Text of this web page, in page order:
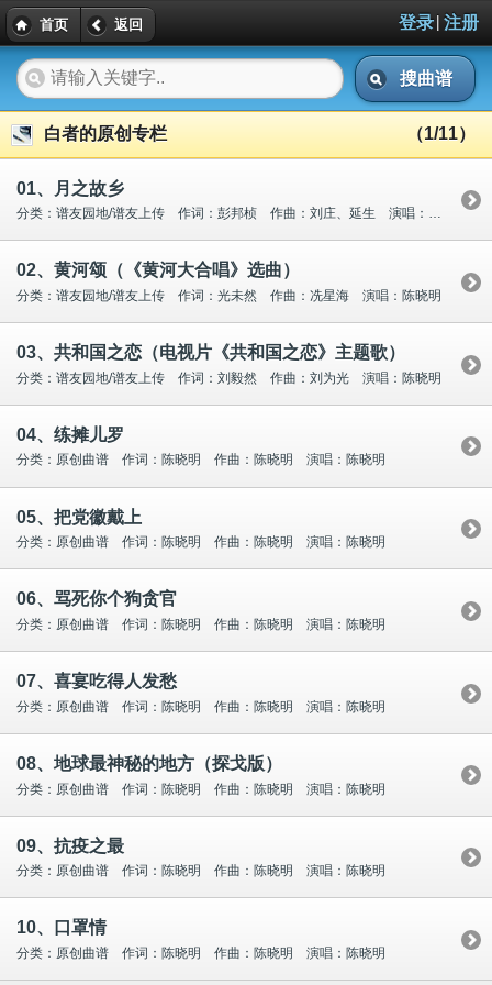
首页 返回 登录| 注册
搜曲谱
白者的原创专栏 （1/11）
01、月之故乡
分类：谱友园地/谱友上传 作词：彭邦桢 作曲：刘庄、延生 演唱：陈晓明
02、黄河颂（《黄河大合唱》选曲）
分类：谱友园地/谱友上传 作词：光未然 作曲：冼星海 演唱：陈晓明
03、共和国之恋（电视片《共和国之恋》主题歌）
分类：谱友园地/谱友上传 作词：刘毅然 作曲：刘为光 演唱：陈晓明
04、练摊儿罗
分类：原创曲谱 作词：陈晓明 作曲：陈晓明 演唱：陈晓明
05、把党徽戴上
分类：原创曲谱 作词：陈晓明 作曲：陈晓明 演唱：陈晓明
06、骂死你个狗贪官
分类：原创曲谱 作词：陈晓明 作曲：陈晓明 演唱：陈晓明
07、喜宴吃得人发愁
分类：原创曲谱 作词：陈晓明 作曲：陈晓明 演唱：陈晓明
08、地球最神秘的地方（探戈版）
分类：原创曲谱 作词：陈晓明 作曲：陈晓明 演唱：陈晓明
09、抗疫之最
分类：原创曲谱 作词：陈晓明 作曲：陈晓明 演唱：陈晓明
10、口罩情
分类：原创曲谱 作词：陈晓明 作曲：陈晓明 演唱：陈晓明